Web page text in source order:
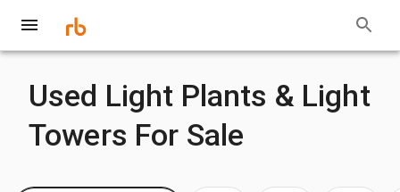
Used Light Plants & Light
Towers For Sale